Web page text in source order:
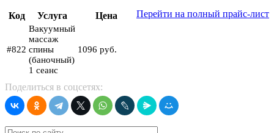
Перейти на полный прайс-лист
Код Услуга Цена
#822
Вакуумный
массаж
спины
(баночный)
1 сеанс
1096 руб.
Поделиться в соцсетях: